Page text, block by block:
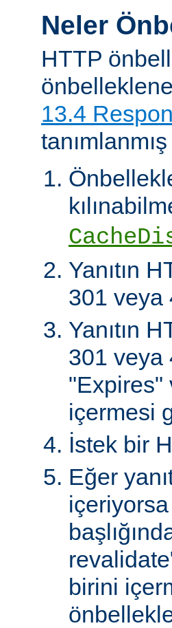
Neler
HTTP
13.4
Yanıtın
301 veya
Yanıtın
301 veya
"Expires"
içermesi
İstek bir
Eğer
birini